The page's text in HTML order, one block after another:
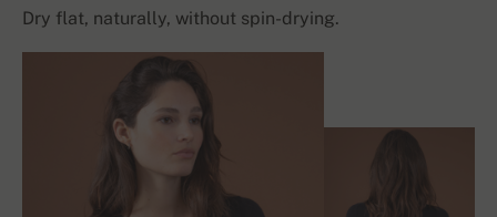
Dry flat, naturally, without spin-drying.